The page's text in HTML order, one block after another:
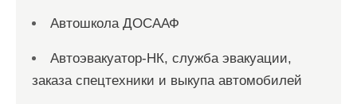
Автошкола ДОСААФ
Автоэвакуатор-НК, служба эвакуации,
заказа спецтехники и выкупа автомобилей